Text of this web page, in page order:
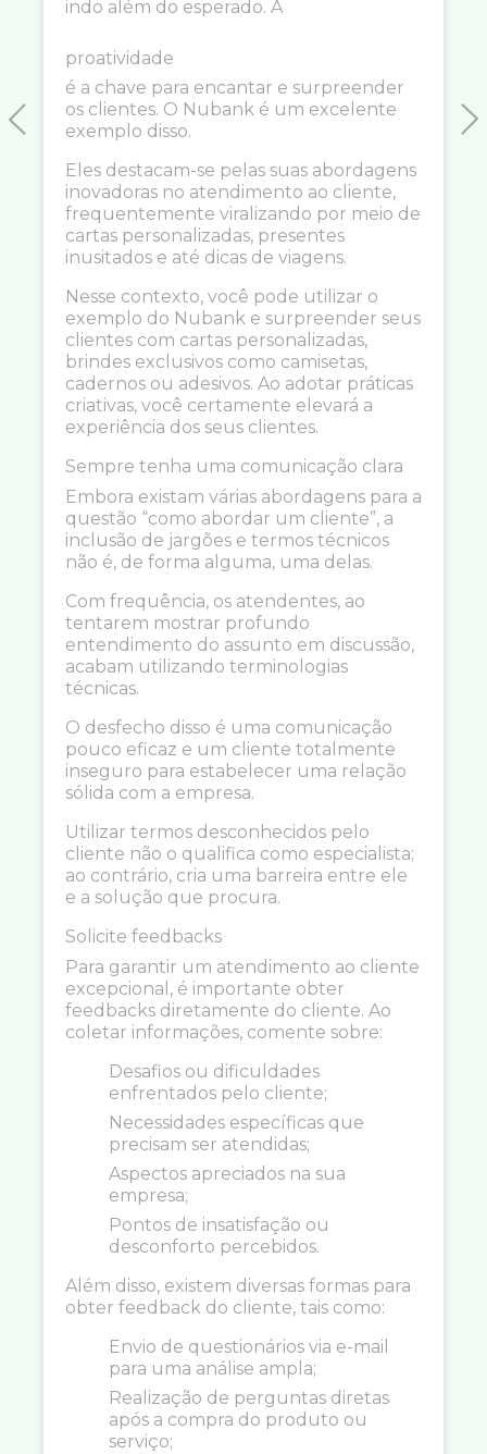
Previous
indo além do esperado. A
proatividade
é a chave para encantar e surpreender
os clientes. O Nubank é um excelente
exemplo disso.
Eles destacam-se pelas suas abordagens
inovadoras no atendimento ao cliente,
frequentemente viralizando por meio de
cartas personalizadas, presentes
inusitados e até dicas de viagens.
Nesse contexto, você pode utilizar o
exemplo do Nubank e surpreender seus
clientes com cartas personalizadas,
brindes exclusivos como camisetas,
cadernos ou adesivos. Ao adotar práticas
criativas, você certamente elevará a
experiência dos seus clientes.
Sempre tenha uma comunicação clara
Embora existam várias abordagens para a
questão “como abordar um cliente”, a
inclusão de jargões e termos técnicos
não é, de forma alguma, uma delas.
Com frequência, os atendentes, ao
tentarem mostrar profundo
entendimento do assunto em discussão,
acabam utilizando terminologias
técnicas.
O desfecho disso é uma comunicação
pouco eficaz e um cliente totalmente
inseguro para estabelecer uma relação
sólida com a empresa.
Utilizar termos desconhecidos pelo
cliente não o qualifica como especialista;
ao contrário, cria uma barreira entre ele
e a solução que procura.
Solicite feedbacks
Para garantir um atendimento ao cliente
excepcional, é importante obter
feedbacks diretamente do cliente. Ao
coletar informações, comente sobre:
Desafios ou dificuldades
enfrentados pelo cliente;
Necessidades específicas que
precisam ser atendidas;
Aspectos apreciados na sua
empresa;
Pontos de insatisfação ou
desconforto percebidos.
Além disso, existem diversas formas para
obter feedback do cliente, tais como:
Envio de questionários via e-mail
para uma análise ampla;
Realização de perguntas diretas
após a compra do produto ou
serviço;